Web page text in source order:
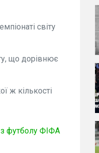
світу
що дорівнює
ж кількості
з футболу ФІФА